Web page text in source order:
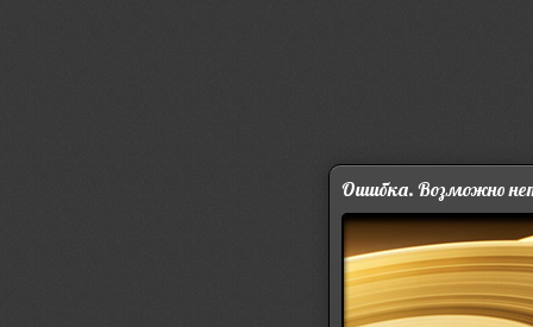
Ошибка. Возможно